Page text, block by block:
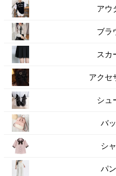
アウ
ブラ
スカ
アクセ
シュ
バ
シ
パ